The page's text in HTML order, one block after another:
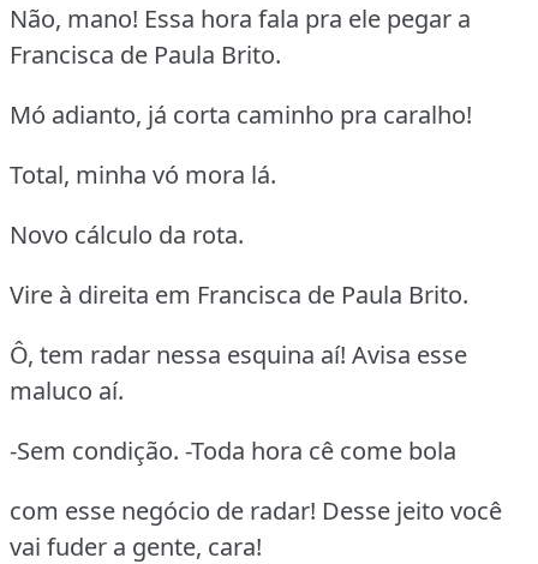
Não, mano! Essa hora fala pra ele pegar a
Francisca de Paula Brito.
Mó adianto, já corta caminho pra caralho!
Total, minha vó mora lá.
Novo cálculo da rota.
Vire à direita em Francisca de Paula Brito.
Ô, tem radar nessa esquina aí! Avisa esse
maluco aí.
-Sem condição. -Toda hora cê come bola
com esse negócio de radar! Desse jeito você
vai fuder a gente, cara!